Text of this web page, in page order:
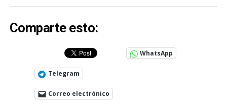
Comparte esto:
WhatsApp
Telegram
Correo electrónico